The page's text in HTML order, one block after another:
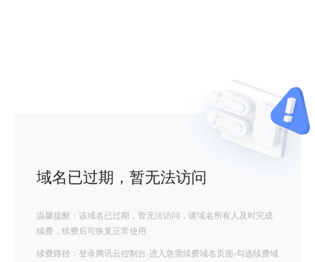
域名已过期，暂无法访问
温馨提醒：该域名已过期，暂无法访问，请域名所有人及时完成
续费，续费后可恢复正常使用
续费路径：登录腾讯云控制台-进入急需续费域名页面-勾选续费域